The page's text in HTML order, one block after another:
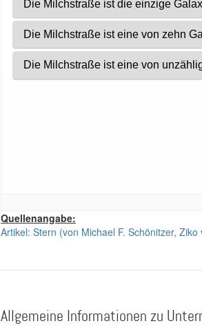
Quellenangabe:
Artikel: Stern (von Michael F. Schönitzer,
Allgemeine Informationen zu